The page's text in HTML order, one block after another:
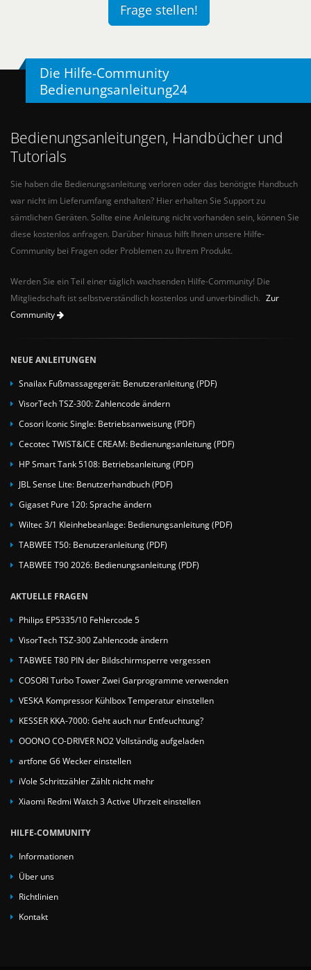
Frage stellen!
Die Hilfe-Community
Bedienungsanleitung24
Bedienungsanleitungen, Handbücher und
Tutorials
Sie haben die Bedienungsanleitung verloren oder das benötigte Handbuch
war nicht im Lieferumfang enthalten? Hier erhalten Sie Support zu
sämtlichen Geräten. Sollte eine Anleitung nicht vorhanden sein, können Sie
diese kostenlos anfragen. Darüber hinaus hilft Ihnen unsere Hilfe-
Community bei Fragen oder Problemen zu Ihrem Produkt.
Werden Sie ein Teil einer täglich wachsenden Hilfe-Community! Die
Mitgliedschaft ist selbstverständlich kostenlos und unverbindlich. Zur
Community
NEUE ANLEITUNGEN
Snailax Fußmassagegerät: Benutzeranleitung (PDF)
VisorTech TSZ-300: Zahlencode ändern
Cosori Iconic Single: Betriebsanweisung (PDF)
Cecotec TWIST&ICE CREAM: Bedienungsanleitung (PDF)
HP Smart Tank 5108: Betriebsanleitung (PDF)
JBL Sense Lite: Benutzerhandbuch (PDF)
Gigaset Pure 120: Sprache ändern
Wiltec 3/1 Kleinhebeanlage: Bedienungsanleitung (PDF)
TABWEE T50: Benutzeranleitung (PDF)
TABWEE T90 2026: Bedienungsanleitung (PDF)
AKTUELLE FRAGEN
Philips EP5335/10 Fehlercode 5
VisorTech TSZ-300 Zahlencode ändern
TABWEE T80 PIN der Bildschirmsperre vergessen
COSORI Turbo Tower Zwei Garprogramme verwenden
VESKA Kompressor Kühlbox Temperatur einstellen
KESSER KKA-7000: Geht auch nur Entfeuchtung?
OOONO CO-DRIVER NO2 Vollständig aufgeladen
artfone G6 Wecker einstellen
iVole Schrittzähler Zählt nicht mehr
Xiaomi Redmi Watch 3 Active Uhrzeit einstellen
HILFE-COMMUNITY
Informationen
Über uns
Richtlinien
Kontakt